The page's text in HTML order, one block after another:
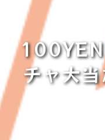
100YEN
チャ大